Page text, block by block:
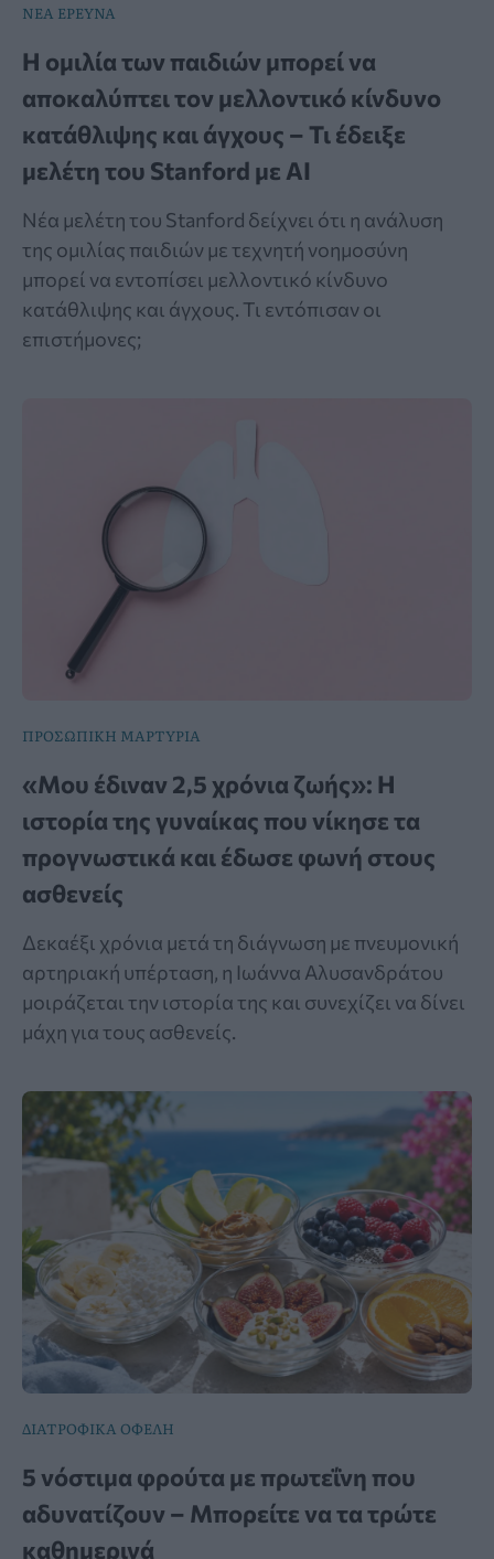
ΝΕΑ ΕΡΕΥΝΑ
Η ομιλία των παιδιών μπορεί να
αποκαλύπτει τον μελλοντικό κίνδυνο
κατάθλιψης και άγχους – Τι έδειξε
μελέτη του Stanford με AI
Νέα μελέτη του Stanford δείχνει ότι η ανάλυση
της ομιλίας παιδιών με τεχνητή νοημοσύνη
μπορεί να εντοπίσει μελλοντικό κίνδυνο
κατάθλιψης και άγχους. Τι εντόπισαν οι
επιστήμονες;
ΠΡΟΣΩΠΙΚΗ ΜΑΡΤΥΡΙΑ
«Μου έδιναν 2,5 χρόνια ζωής»: Η
ιστορία της γυναίκας που νίκησε τα
προγνωστικά και έδωσε φωνή στους
ασθενείς
Δεκαέξι χρόνια μετά τη διάγνωση με πνευμονική
αρτηριακή υπέρταση, η Ιωάννα Αλυσανδράτου
μοιράζεται την ιστορία της και συνεχίζει να δίνει
μάχη για τους ασθενείς.
ΔΙΑΤΡΟΦΙΚΑ ΟΦΕΛΗ
5 νόστιμα φρούτα με πρωτεΐνη που
αδυνατίζουν – Μπορείτε να τα τρώτε
καθημερινά